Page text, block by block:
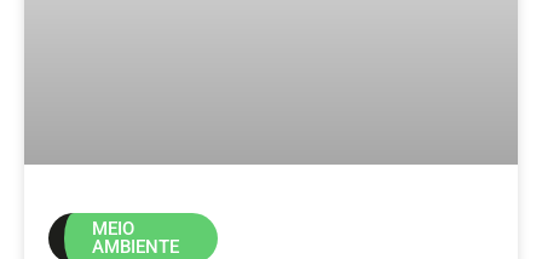
MEIO
AMBIENTE